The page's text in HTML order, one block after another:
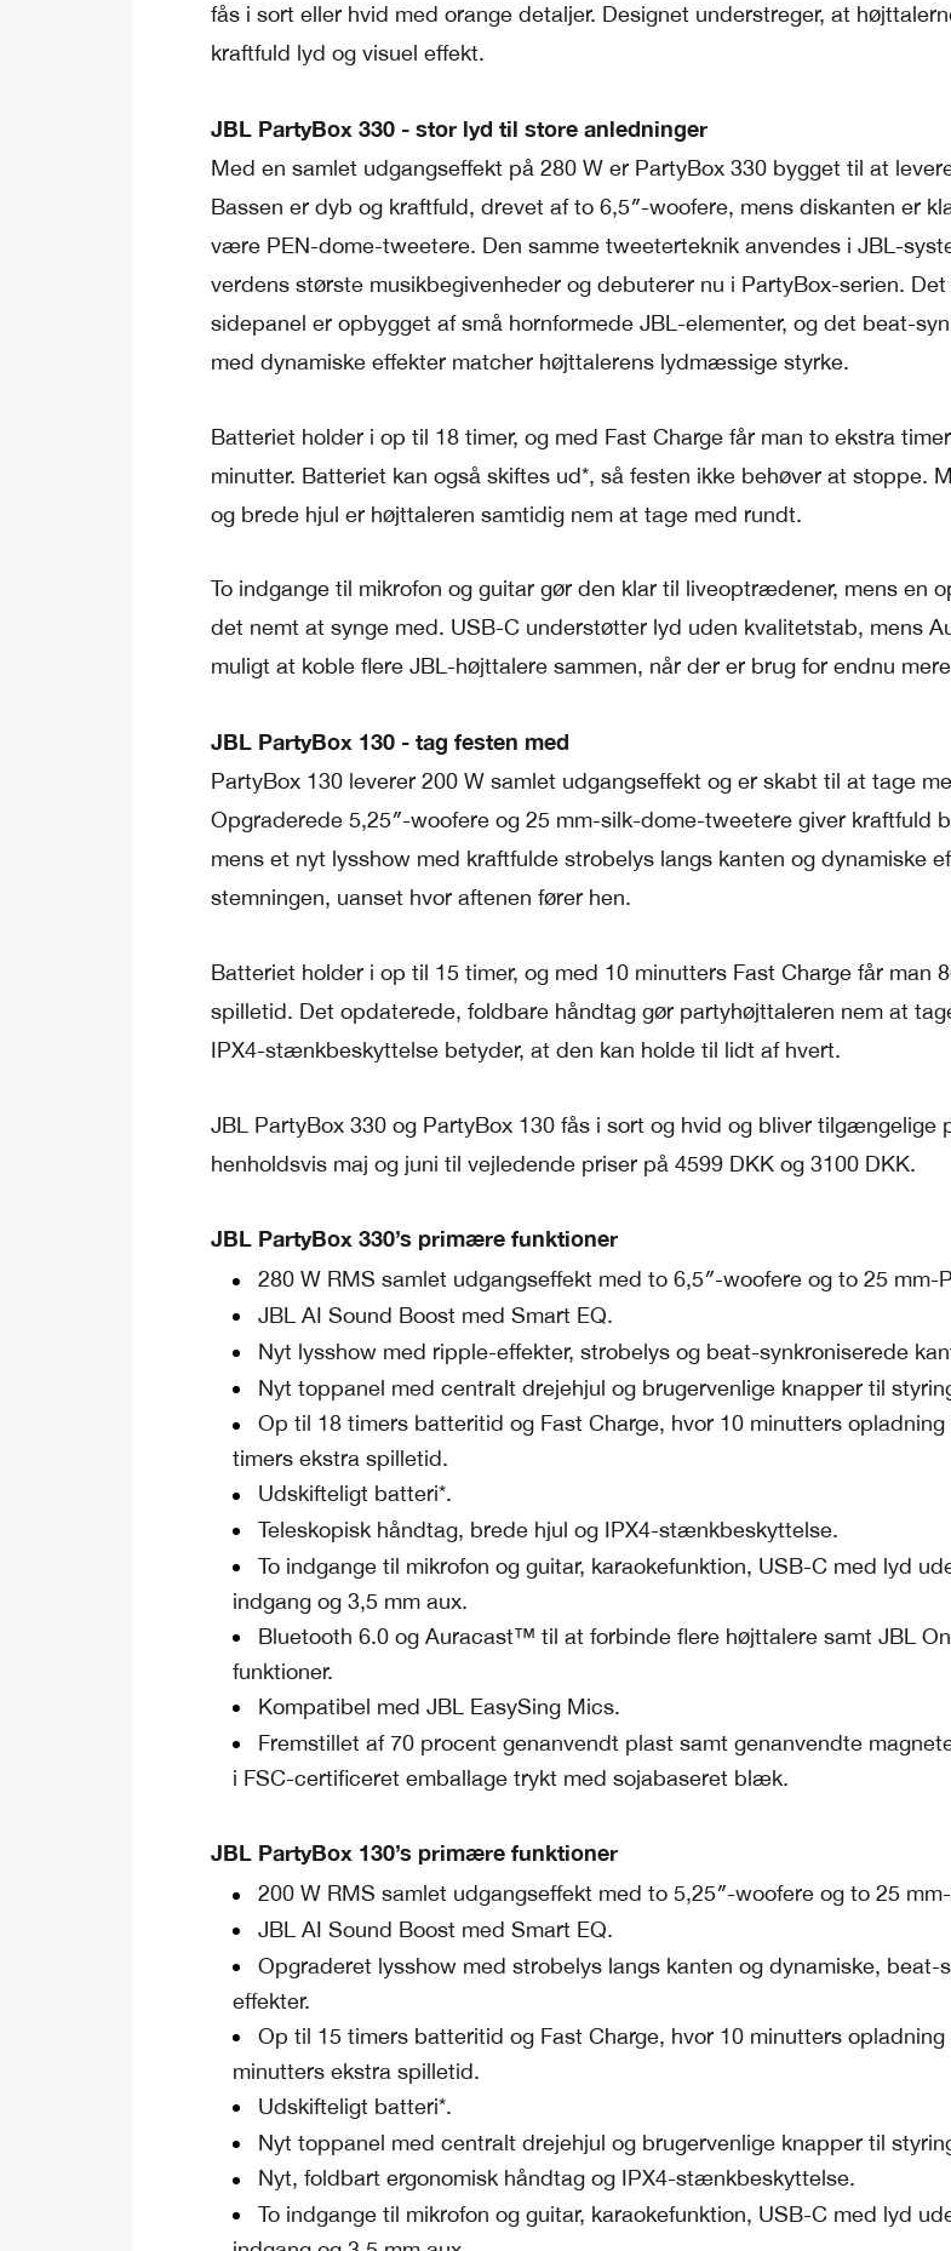
fås i sort eller hvid med orange detaljer. Designet understreger, at
kraftfuld lyd og visuel effekt.
JBL PartyBox 330 - stor lyd til store anledninger
Med en samlet udgangseffekt på 280 W er PartyBox 330 bygget til at
Bassen er dyb og kraftfuld, drevet af to 6,5″-woofere, mens diskanten er
være PEN-dome-tweetere. Den samme tweeterteknik anvendes i JBL-
verdens største musikbegivenheder og debuterer nu i PartyBox-serien.
sidepanel er opbygget af små hornformede JBL-elementer, og det beat-
med dynamiske effekter matcher højttalerens lydmæssige styrke.
Batteriet holder i op til 18 timer, og med Fast Charge får man to ekstra
minutter. Batteriet kan også skiftes ud*, så festen ikke behøver at stoppe.
og brede hjul er højttaleren samtidig nem at tage med rundt.
To indgange til mikrofon og guitar gør den klar til liveoptrædener, mens en
det nemt at synge med. USB-C understøtter lyd uden kvalitetstab, mens
muligt at koble flere JBL-højttalere sammen, når der er brug for endnu
JBL PartyBox 130 - tag festen med
PartyBox 130 leverer 200 W samlet udgangseffekt og er skabt til at tage
Opgraderede 5,25″-woofere og 25 mm-silk-dome-tweetere giver kraftfuld
mens et nyt lysshow med kraftfulde strobelys langs kanten og dynamiske
stemningen, uanset hvor aftenen fører hen.
Batteriet holder i op til 15 timer, og med 10 minutters Fast Charge får man
spilletid. Det opdaterede, foldbare håndtag gør partyhøjttaleren nem at
IPX4-stænkbeskyttelse betyder, at den kan holde til lidt af hvert.
JBL PartyBox 330 og PartyBox 130 fås i sort og hvid og bliver tilgængelige
henholdsvis maj og juni til vejledende priser på 4599 DKK og 3100 DKK.
JBL PartyBox 330’s primære funktioner
280 W RMS samlet udgangseffekt med to 6,5″-woofere og to 25 mm-
JBL AI Sound Boost med Smart EQ.
Nyt lysshow med ripple-effekter, strobelys og beat-synkroniserede
Nyt toppanel med centralt drejehjul og brugervenlige knapper til
Op til 18 timers batteritid og Fast Charge, hvor 10 minutters opladning
timers ekstra spilletid.
Udskifteligt batteri*.
Teleskopisk håndtag, brede hjul og IPX4-stænkbeskyttelse.
To indgange til mikrofon og guitar, karaokefunktion, USB-C med lyd
indgang og 3,5 mm aux.
Bluetooth 6.0 og Auracast™ til at forbinde flere højttalere samt JBL
funktioner.
Kompatibel med JBL EasySing Mics.
Fremstillet af 70 procent genanvendt plast samt genanvendte
i FSC-certificeret emballage trykt med sojabaseret blæk.
JBL PartyBox 130’s primære funktioner
200 W RMS samlet udgangseffekt med to 5,25″-woofere og to 25
JBL AI Sound Boost med Smart EQ.
Opgraderet lysshow med strobelys langs kanten og dynamiske, beat-
effekter.
Op til 15 timers batteritid og Fast Charge, hvor 10 minutters
minutters ekstra spilletid.
Udskifteligt batteri*.
Nyt toppanel med centralt drejehjul og brugervenlige knapper til
Nyt, foldbart ergonomisk håndtag og IPX4-stænkbeskyttelse.
To indgange til mikrofon og guitar, karaokefunktion, USB-C med lyd